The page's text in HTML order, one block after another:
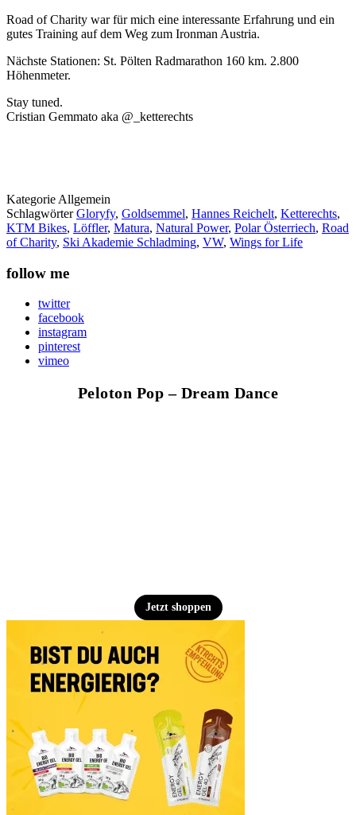
Road of Charity war für mich eine interessante Erfahrung und ein
gutes Training auf dem Weg zum Ironman Austria.
Nächste Stationen: St. Pölten Radmarathon 160 km. 2.800
Höhenmeter.
Stay tuned.
Cristian Gemmato aka @_ketterechts
Kategorie Allgemein
SchlagwörterGloryfy, Goldsemmel, Hannes Reichelt, Ketterechts,
KTM Bikes, Löffler, Matura, Natural Power, Polar Österriech, Road
of Charity, Ski Akademie Schladming, VW, Wings for Life
follow me
twitter
facebook
instagram
pinterest
vimeo
Peloton Pop – Dream Dance
Jetzt shoppen